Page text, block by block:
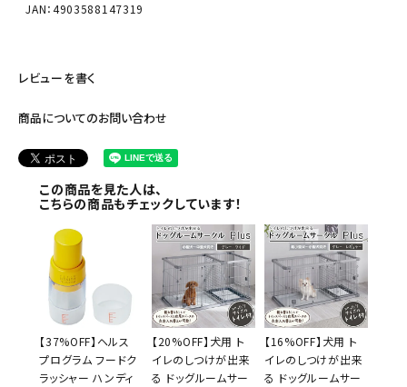
JAN：4903588147319
レビューを書く
商品についてのお問い合わせ
この商品を見た人は、
こちらの商品もチェックしています！
【37%OFF】ヘルス
プログラム フードク
ラッシャー ハンディ
【20%OFF】犬用 ト
イレのしつけが出来
る ドッグルームサー
【16%OFF】犬用 ト
イレのしつけが出来
る ドッグルームサー